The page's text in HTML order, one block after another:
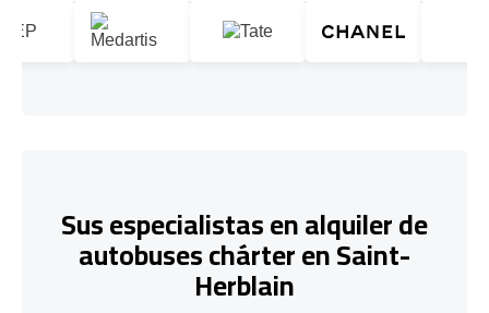
Sus especialistas en alquiler de
autobuses chárter en Saint-
Herblain